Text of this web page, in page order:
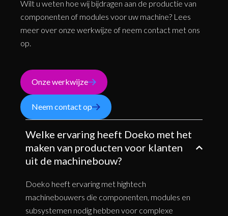
Wilt u weten hoe wij bijdragen aan de productie van
componenten of modules voor uw machine? Lees
meer over onze werkwijze of neem contact met ons
op.
Onze werkwijze
Neem contact op
Welke ervaring heeft Doeko met het
maken van producten voor klanten
uit de machinebouw?
Doeko heeft ervaring met hightech
machinebouwers die componenten, modules en
subsystemen nodig hebben voor complexe